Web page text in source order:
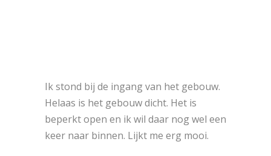
Ik stond bij de ingang van het gebouw.
Helaas is het gebouw dicht. Het is
beperkt open en ik wil daar nog wel een
keer naar binnen. Lijkt me erg mooi.